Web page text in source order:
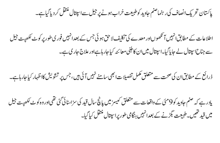
پاکستان تحریک انصاف کی رہنما صنم جاوید کو طبیعت خراب ہونے پر جیل سے اسپتال منتقل کر دیا گیا ہے۔
اطلاعات کے مطابق انہیں آنکھوں اور معدے کی تکلیف لاحق ہوئی جس کے بعد انہیں فوری طور پر کوٹ لکھپت جیل
سے جناح اسپتال لے جایا گیا۔ اسپتال میں ان کا طبی معائنہ کیا جا رہا ہے اور علاج جاری ہے۔
ذرائع کے مطابق ان کی صحت سے متعلق مکمل تفصیلات ابھی سامنے نہیں آئی ہیں، جس پر تشویش کا اظہار کیا جا رہا ہے۔
یاد رہے کہ صنم جاوید کو 9 مئی کے واقعات سے متعلق کیسز میں پانچ سال قید کی سزا سنائی گئی تھی اور وہ کوٹ لکھپت جیل
میں قید تھیں۔ طبیعت بگڑنے کے بعد انہیں ہنگامی طور پر اسپتال منتقل کیا گیا۔